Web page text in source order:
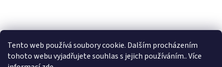
Tento web používá soubory cookie. Dalším procházením
tohoto webu vyjadřujete souhlas s jejich používáním.. Více